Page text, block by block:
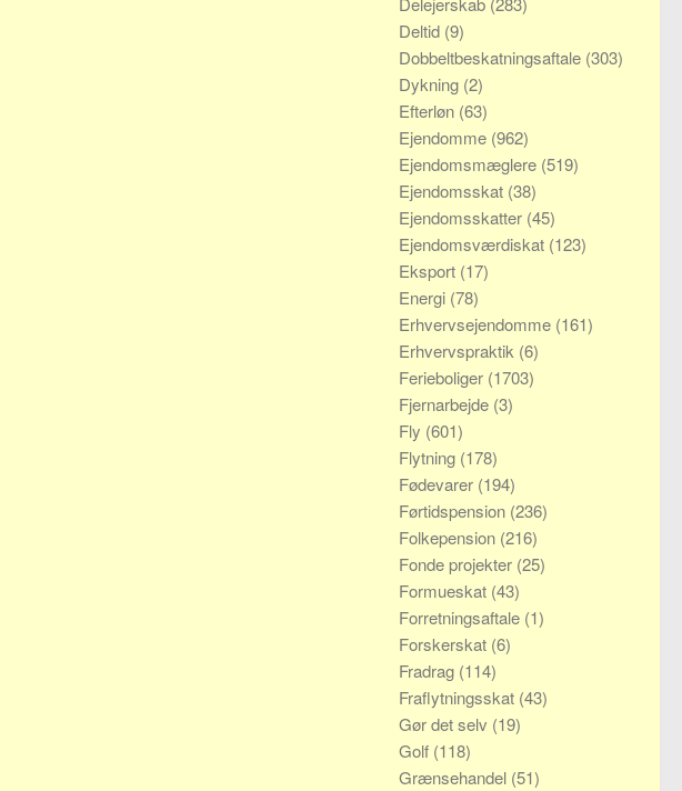
Deltid (9)
Dobbeltbeskatningsaftale (303)
Dykning (2)
Efterløn (63)
Ejendomme (962)
Ejendomsmæglere (519)
Ejendomsskat (38)
Ejendomsskatter (45)
Ejendomsværdiskat (123)
Eksport (17)
Energi (78)
Erhvervsejendomme (161)
Erhvervspraktik (6)
Ferieboliger (1703)
Fjernarbejde (3)
Fly (601)
Flytning (178)
Fødevarer (194)
Førtidspension (236)
Folkepension (216)
Fonde projekter (25)
Formueskat (43)
Forretningsaftale (1)
Forskerskat (6)
Fradrag (114)
Fraflytningsskat (43)
Gør det selv (19)
Golf (118)
Grænsehandel (51)